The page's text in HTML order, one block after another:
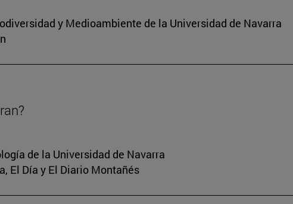
y Medioambiente de la Universidad de Navarra
de la Universidad de Navarra
El Día y El Diario Montañés